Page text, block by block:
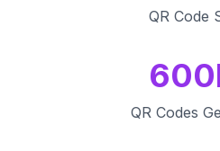
QR Code
QR Codes